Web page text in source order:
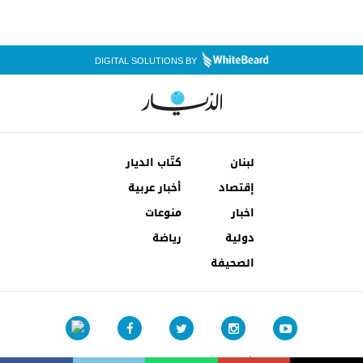
DIGITAL SOLUTIONS BY
لبنان
كتّاب الديار
إقتصاد
أخبار عربية
اخبار
دولية
منوعات
رياضة
الصحيفة